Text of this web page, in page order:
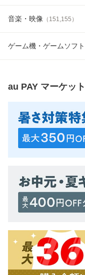
音楽・映像 （ 151,155 ）
ゲーム機・ゲームソフト
au PAY マーケット